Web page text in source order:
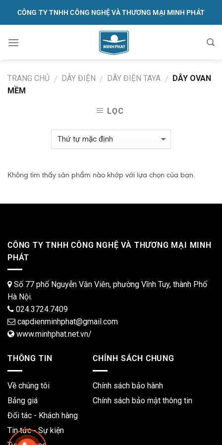
CÔNG TY TNHH CÔNG NGHỆ VÀ THƯƠNG MẠI MINH PHÁT
TRANG CHỦ / DÂY ĐIỆN / DÂY ĐIỆN TAYA / DÂY OVAN
MỀM
LỌC
Không tìm thấy sản phẩm nào khớp với lựa chọn của bạn.
CÔNG TY TNHH CÔNG NGHỆ VÀ THƯƠNG MẠI MINH
PHÁT
Số 77 phố Nguyễn Văn Viên, phường Vĩnh Tuy, thành Phố
Hà Nội.
024.3724.7409
capdienminhphat@gmail.com
www.minhphat.net.vn/
THÔNG TIN
Về chúng tôi
Bảng giá
Đối tác - Khách hàng
Tin tức - Sự kiện
CHÍNH SÁCH CHUNG
Chính sách bảo hành
Chính sách bảo mật thông tin
091.570.1368